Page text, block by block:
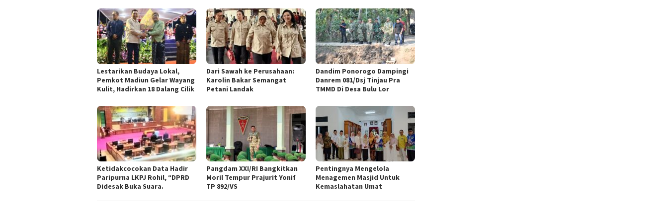
Lestarikan Budaya Lokal,
Pemkot Madiun Gelar Wayang
Kulit, Hadirkan 18 Dalang Cilik
Dari Sawah ke Perusahaan:
Karolin Bakar Semangat
Petani Landak
Dandim Ponorogo Dampingi
Danrem 081/Dsj Tinjau Pra
TMMD Di Desa Bulu Lor
Ketidakcocokan Data Hadir
Paripurna LKPJ Rohil, “DPRD
Didesak Buka Suara.
Pangdam XXI/RI Bangkitkan
Moril Tempur Prajurit Yonif
TP 892/VS
Pentingnya Mengelola
Menagemen Masjid Untuk
Kemaslahatan Umat